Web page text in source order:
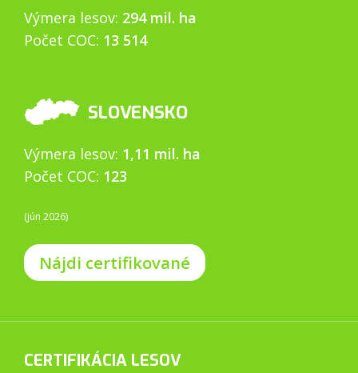
Výmera lesov: 294 mil. ha
Počet COC: 13 514
SLOVENSKO
Výmera lesov: 1,11 mil. ha
Počet COC: 123
(jún 2026)
Nájdi certifikované
CERTIFIKÁCIA LESOV